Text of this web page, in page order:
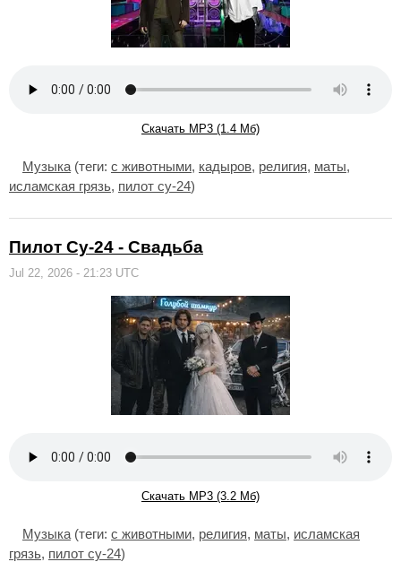
Скачать MP3 (1.4 Мб)
Музыка (теги: с животными, кадыров, религия, маты,
исламская грязь, пилот су-24)
Пилот Су-24 - Свадьба
Jul 22, 2026 - 21:23 UTC
Скачать MP3 (3.2 Мб)
Музыка (теги: с животными, религия, маты, исламская
грязь, пилот су-24)